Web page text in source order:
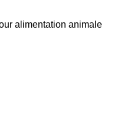
alimentation animale